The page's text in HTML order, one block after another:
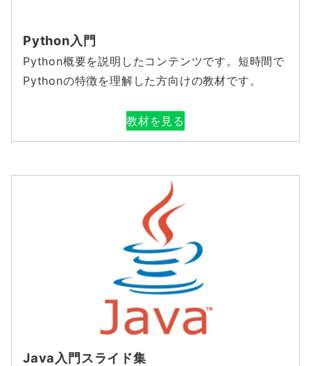
Python入門
Python概要を説明したコンテンツです。短時間で
Pythonの特徴を理解した方向けの教材です。
教材を見る
Java入門スライド集